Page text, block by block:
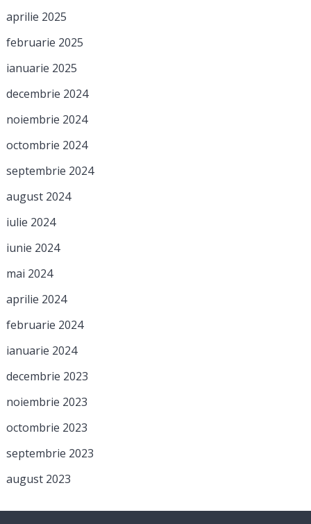
aprilie 2025
februarie 2025
ianuarie 2025
decembrie 2024
noiembrie 2024
octombrie 2024
septembrie 2024
august 2024
iulie 2024
iunie 2024
mai 2024
aprilie 2024
februarie 2024
ianuarie 2024
decembrie 2023
noiembrie 2023
octombrie 2023
septembrie 2023
august 2023